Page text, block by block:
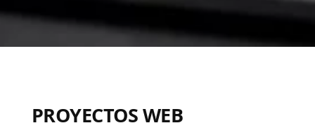
PROYECTOS WEB